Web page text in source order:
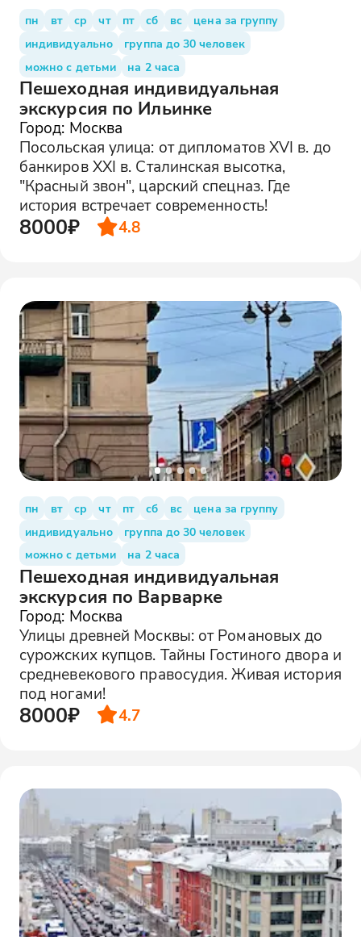
пн вт ср чт пт сб вс
цена за группу
индивидуально
группа до 30 человек
можно с детьми
на 2 часа
Пешеходная индивидуальная
экскурсия по Ильинке
Город: Москва
Посольская улица: от дипломатов XVI в. до
банкиров XXI в. Сталинская высотка,
"Красный звон", царский спецназ. Где
история встречает современность!
8000₽ 4.8
пн вт ср чт пт сб вс
цена за группу
индивидуально
группа до 30 человек
можно с детьми
на 2 часа
Пешеходная индивидуальная
экскурсия по Варварке
Город: Москва
Улицы древней Москвы: от Романовых до
сурожских купцов. Тайны Гостиного двора и
средневекового правосудия. Живая история
под ногами!
8000₽ 4.7